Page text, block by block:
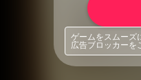
ゲームをスムーズ
広告ブロッカーを